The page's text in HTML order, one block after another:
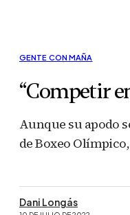
GENTE CON MAÑA
“Competir
Aunque su apodo
de Boxeo
Dani Longás